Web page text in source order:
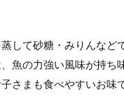
して砂糖・みりんなど
魚の力強い風味が持ち
さまも食べやすいお味